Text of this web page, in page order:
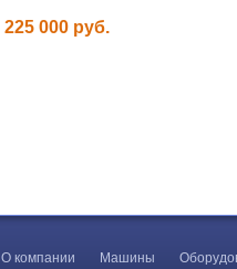
225 000 руб.
О компании Машины